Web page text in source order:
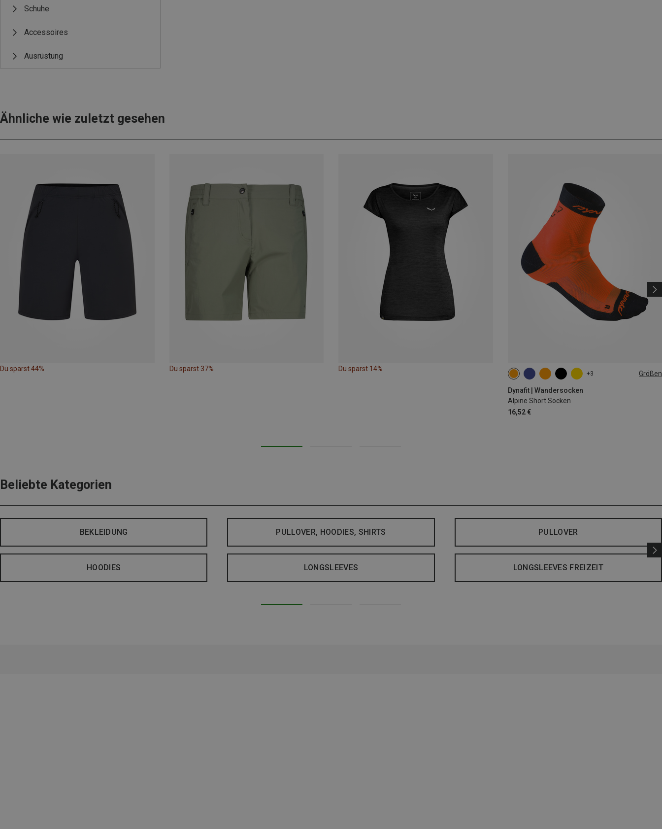
Schuhe
Accessoires
Ausrüstung
Ähnliche wie zuletzt gesehen
Du sparst 44% Du sparst 37% Du sparst 14%
+3 Größen
Dynafit | Wandersocken
Alpine Short Socken
16,52 €
35|36|37|38 39|40|41|42
Beliebte Kategorien
BEKLEIDUNG PULLOVER, HOODIES, SHIRTS PULLOVER
HOODIES LONGSLEEVES LONGSLEEVES FREIZEIT